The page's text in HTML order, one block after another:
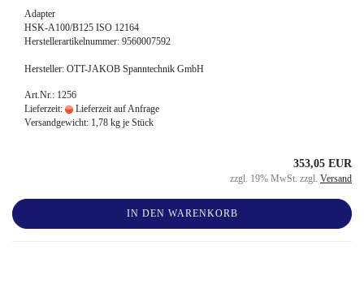
Adapter
HSK-A100/B125 ISO 12164
Herstellerartikelnummer: 9560007592
Hersteller: OTT-JAKOB Spanntechnik GmbH
Art.Nr.: 1256
Lieferzeit:
Lieferzeit auf Anfrage
Versandgewicht: 1,78 kg je Stück
353,05 EUR
zzgl. 19% MwSt. zzgl. Versand
IN DEN WARENKORB